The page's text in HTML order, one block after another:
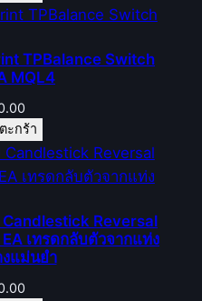
TPBalance Switch
MQL4
ะกร้า
Reversal
เทรดกลับตัวจากแท่ง
งแม่นยำ